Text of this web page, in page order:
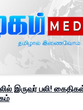
இருவர் பலி!